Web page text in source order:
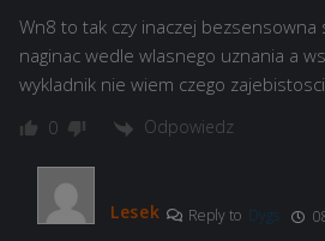
Wn8 to tak czy inaczej
naginac wedle wlasnego uznania a
wykladnik nie wiem czego
0 Odpowiedz
Lesek Reply to Dygs